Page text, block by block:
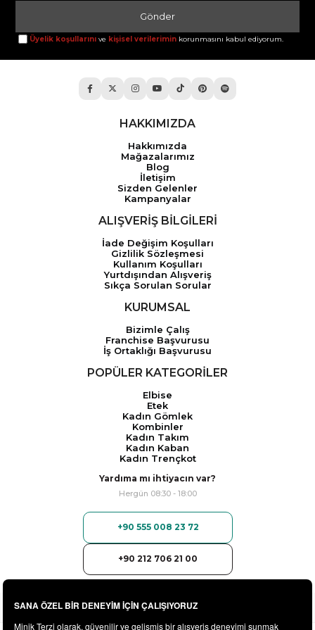
Gönder
Üyelik koşullarını ve kişisel verilerimin korunmasını kabul ediyorum.
HAKKIMIZDA
Hakkımızda
Mağazalarımız
Blog
İletişim
Sizden Gelenler
Kampanyalar
ALIŞVERİŞ BİLGİLERİ
İade Değişim Koşulları
Gizlilik Sözleşmesi
Kullanım Koşulları
Yurtdışından Alışveriş
Sıkça Sorulan Sorular
KURUMSAL
Bizimle Çalış
Franchise Başvurusu
İş Ortaklığı Başvurusu
POPÜLER KATEGORİLER
Elbise
Etek
Kadın Gömlek
Kombinler
Kadın Takım
Kadın Kaban
Kadın Trençkot
Yardıma mı ihtiyacın var?
Hergün 08:30 - 18:00
+90 555 008 23 72
+90 212 706 21 00